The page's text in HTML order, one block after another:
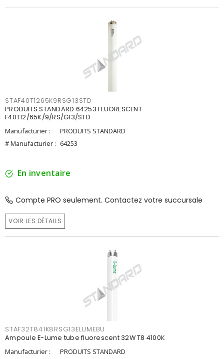
STAF40T1265K9RSG13STD
PRODUITS STANDARD 64253 FLUORESCENT
F40T12/65K/9/RS/G13/STD
Manufacturier :
PRODUITS STANDARD
# Manufacturier : 64253
En inventaire
Compte PRO seulement. Contactez votre succursale
VOIR LES DÉTAILS
STAF32T841K8RSG13ELUMEBU
Ampoule E-Lume tube fluorescent 32W T8 4100K
Manufacturier :
PRODUITS STANDARD